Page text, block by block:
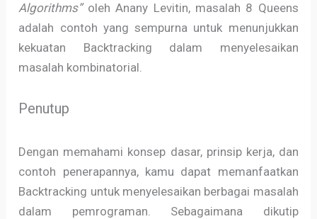
Algorithms”oleh Anany Levitin, masalah 8 Queens
adalah contoh yang sempurna untuk menunjukkan
kekuatan Backtracking dalam menyelesaikan
masalah kombinatorial.
Penutup
Dengan memahami konsep dasar, prinsip kerja, dan
contoh penerapannya, kamu dapat memanfaatkan
Backtracking untuk menyelesaikan berbagai masalah
dalam pemrograman. Sebagaimana dikutip